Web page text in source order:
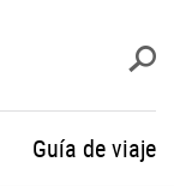
Guía de viaje